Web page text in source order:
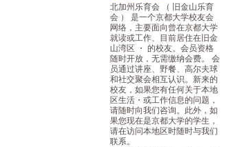
北加州乐育会 （ 旧金山乐育
会 ） 是一个京都大学校友会
网络，主要面向曾在京都大学
就读或工作、目前居住在旧金
山湾区 ・ 的校友。会员资格
随时开放，无需缴纳会费。 会
员通过讲座、野餐、高尔夫球
和社交聚会相互认识。新来的
校友，如果您有任何关于本地
区生活・或工作信息的问题，
请随时向我们咨询。此外，如
果您现在是京都大学的学生，
请在访问本地区时随时与我们
联系。